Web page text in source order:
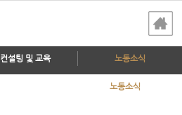
컨설팅 및 교육 노동소식
노동소식